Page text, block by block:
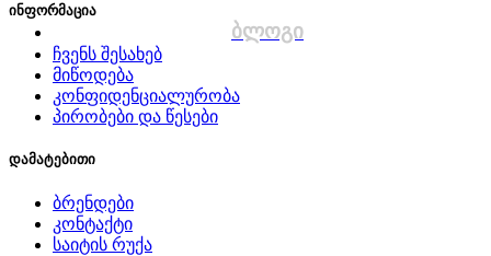
ბლოგი
ინფორმაცია
ჩვენს შესახებ
მიწოდება
კონფიდენციალურობა
პირობები და წესები
დამატებითი
ბრენდები
კონტაქტი
საიტის რუქა